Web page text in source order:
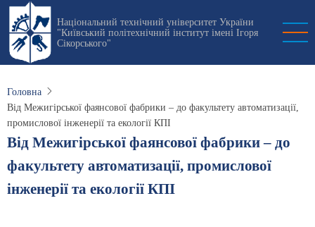
Перейти
основного
вмісту
Національний технічний університет України
"Київський політехнічний інститут імені Ігоря
Сікорського"
Головна
Від Межигірської фаянсової фабрики – до факультету автоматизації,
промислової інженерії та екології КПІ
Від Межигірської фаянсової фабрики – до
факультету автоматизації, промислової
інженерії та екології КПІ